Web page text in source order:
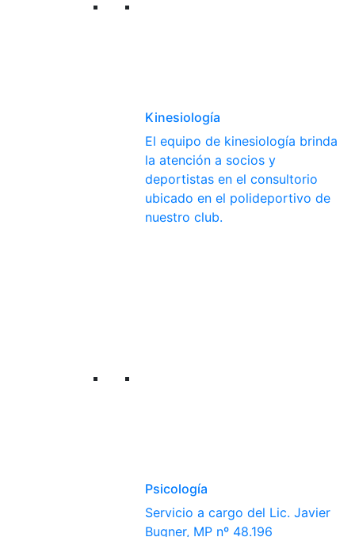
Kinesiología
El equipo de kinesiología brinda
la atención a socios y
deportistas en el consultorio
ubicado en el polideportivo de
nuestro club.
Psicología
Servicio a cargo del Lic. Javier
Bugner, MP nº 48.196